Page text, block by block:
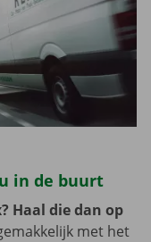
in de buurt
Haal die dan op
met het